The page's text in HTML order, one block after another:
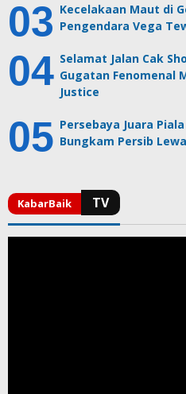
Kecelakaan Maut di
Pengendara Vega
Selamat Jalan Cak
Gugatan Fenomenal
Justice
Persebaya Juara
Bungkam Persib